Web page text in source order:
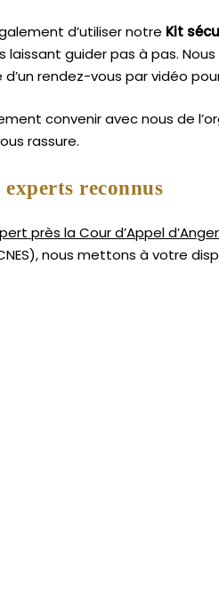
d’utiliser notre Kit
laissant guider pas à pas.
rendez-vous par vidéo
convenir avec nous de
rassure.
reconnus
près la Cour d’Appel
nous mettons à votre